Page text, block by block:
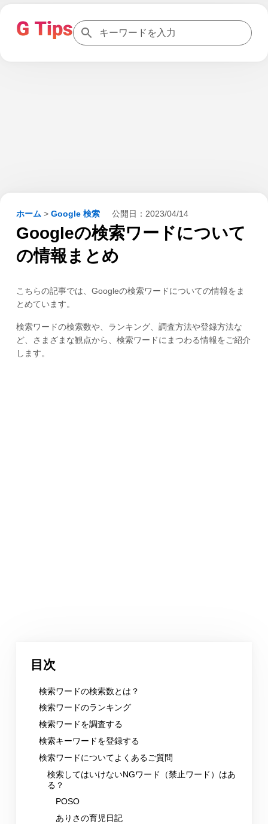
ホーム > Google 検索 公開日： 2023/04/14
Googleの検索ワードについて
の情報まとめ
こちらの記事では、Googleの検索ワードについての情報をま
とめています。
検索ワードの検索数や、ランキング、調査方法や登録方法な
ど、さまざまな観点から、検索ワードにまつわる情報をご紹介
します。
目次
検索ワードの検索数とは？
検索ワードのランキング
検索ワードを調査する
検索キーワードを登録する
検索ワードについてよくあるご質問
検索してはいけないNGワード（禁止ワード）はあ
る？
POSO
ありさの育児日記